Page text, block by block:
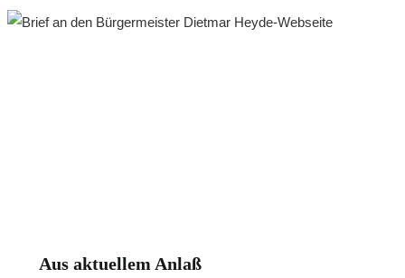
Aus aktuellem Anlaß